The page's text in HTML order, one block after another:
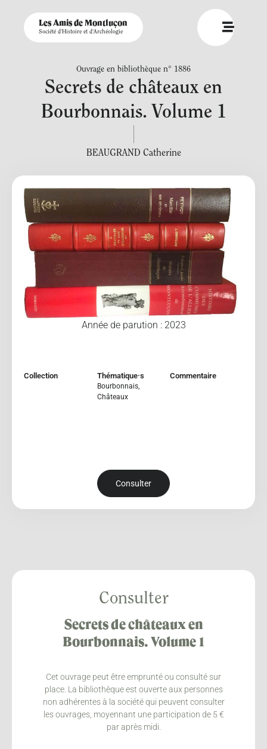
Les Amis de Montluçon
Société d'Histoire et d'Archéologie
Ouvrage en bibliothèque n° 1886
Secrets de châteaux en
Bourbonnais. Volume 1
BEAUGRAND Catherine
Année de parution : 2023
Collection Thématique·s
Bourbonnais,
Châteaux
Commentaire
Consulter
Consulter
Secrets de châteaux en
Bourbonnais. Volume 1
Cet ouvrage peut être emprunté ou consulté sur
place. La bibliothèque est ouverte aux personnes
non adhérentes à la société qui peuvent consulter
les ouvrages, moyennant une participation de 5 €
par après midi.